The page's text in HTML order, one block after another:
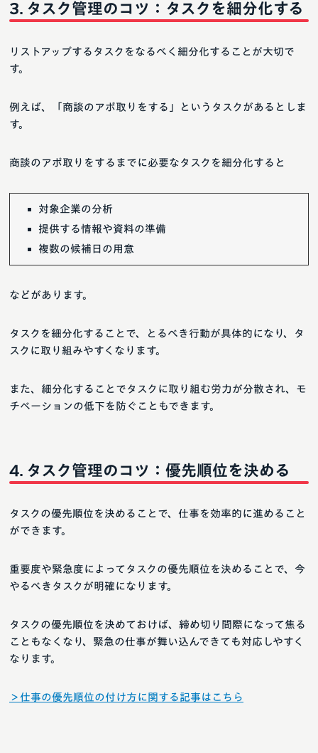
タスク管理のコツ：タスクを細分化する
リストアップするタスクをなるべく細分化することが大切で
す。
例えば、「商談のアポ取りをする」というタスクがあるとしま
す。
商談のアポ取りをするまでに必要なタスクを細分化すると
対象企業の分析
提供する情報や資料の準備
複数の候補日の用意
などがあります。
タスクを細分化することで、とるべき行動が具体的になり、タ
スクに取り組みやすくなります。
また、細分化することでタスクに取り組む労力が分散され、モ
チベーションの低下を防ぐこともできます。
タスク管理のコツ：優先順位を決める
タスクの優先順位を決めることで、仕事を効率的に進めること
ができます。
重要度や緊急度によってタスクの優先順位を決めることで、今
やるべきタスクが明確になります。
タスクの優先順位を決めておけば、締め切り間際になって焦る
こともなくなり、緊急の仕事が舞い込んできても対応しやすく
なります。
＞仕事の優先順位の付け方に関する記事はこちら